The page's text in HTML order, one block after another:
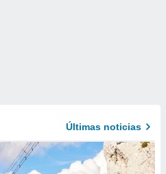
Últimas noticias